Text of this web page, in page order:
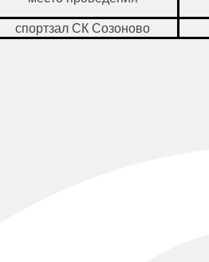
спортзал СК Созоново